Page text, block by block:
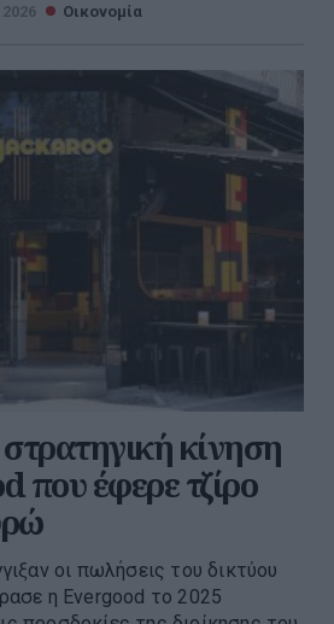
Οικονομία
κίνηση
που έφερε τζίρο
οι πωλήσεις του δικτύου
η Evergood το 2025